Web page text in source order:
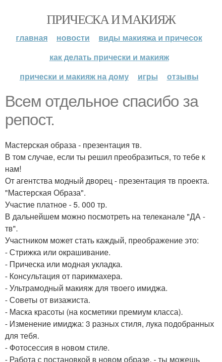
ПРИЧЕСКА И МАКИЯЖ
главная новости
виды макияжа и причесок
как делать прически и макияж
прически и макияж на дому
игры отзывы
Всем отдельное спасибо за
репост.
Мастерская образа - презентация тв.
В том случае, если ты решил преобразиться, то тебе к
нам!
От агентства модный дворец - презентация тв проекта.
"Мастерская Образа".
Участие платное - 5. 000 тр.
В дальнейшем можно посмотреть на телеканале "ДА -
тв".
Участником может стать каждый, преображение это:
- Стрижка или окрашивание.
- Прическа или модная укладка.
- Консультация от парикмахера.
- Ультрамодный макияж для твоего имиджа.
- Советы от визажиста.
- Маска красоты (на косметики премиум класса).
- Изменение имиджа: 3 разных стиля, лука подобранных
для тебя.
- Фотосессия в новом стиле.
- Работа с постановкой в новом образе, - ты можешь